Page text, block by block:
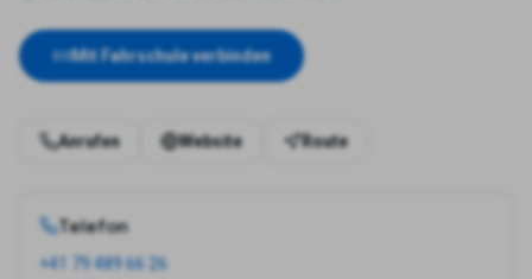
Mit Fahrschule verbinden
Anrufen Website Route
Telefon
+41 79 489 66 26